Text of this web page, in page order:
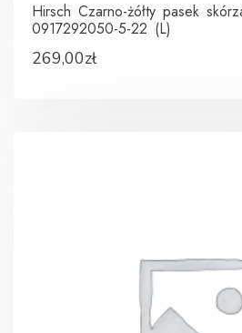
Hirsch Czarno-żółty pasek
0917292050-5-22 (L)
269,00zł